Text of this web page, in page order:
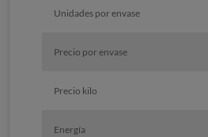
Unidades por envase
Precio por envase
Precio kilo
Energía